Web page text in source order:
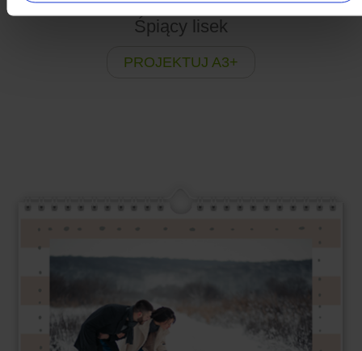
Śpiący lisek
PROJEKTUJ A3+